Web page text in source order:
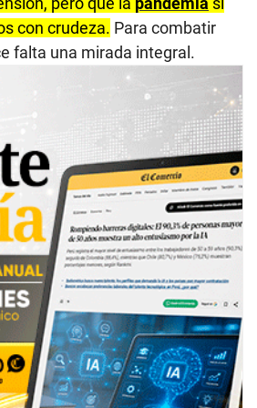
con crudeza. Para combatir
falta una mirada integral.